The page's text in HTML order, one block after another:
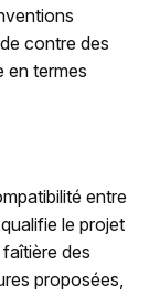
contre des
en termes
entre
le projet
des
proposées,